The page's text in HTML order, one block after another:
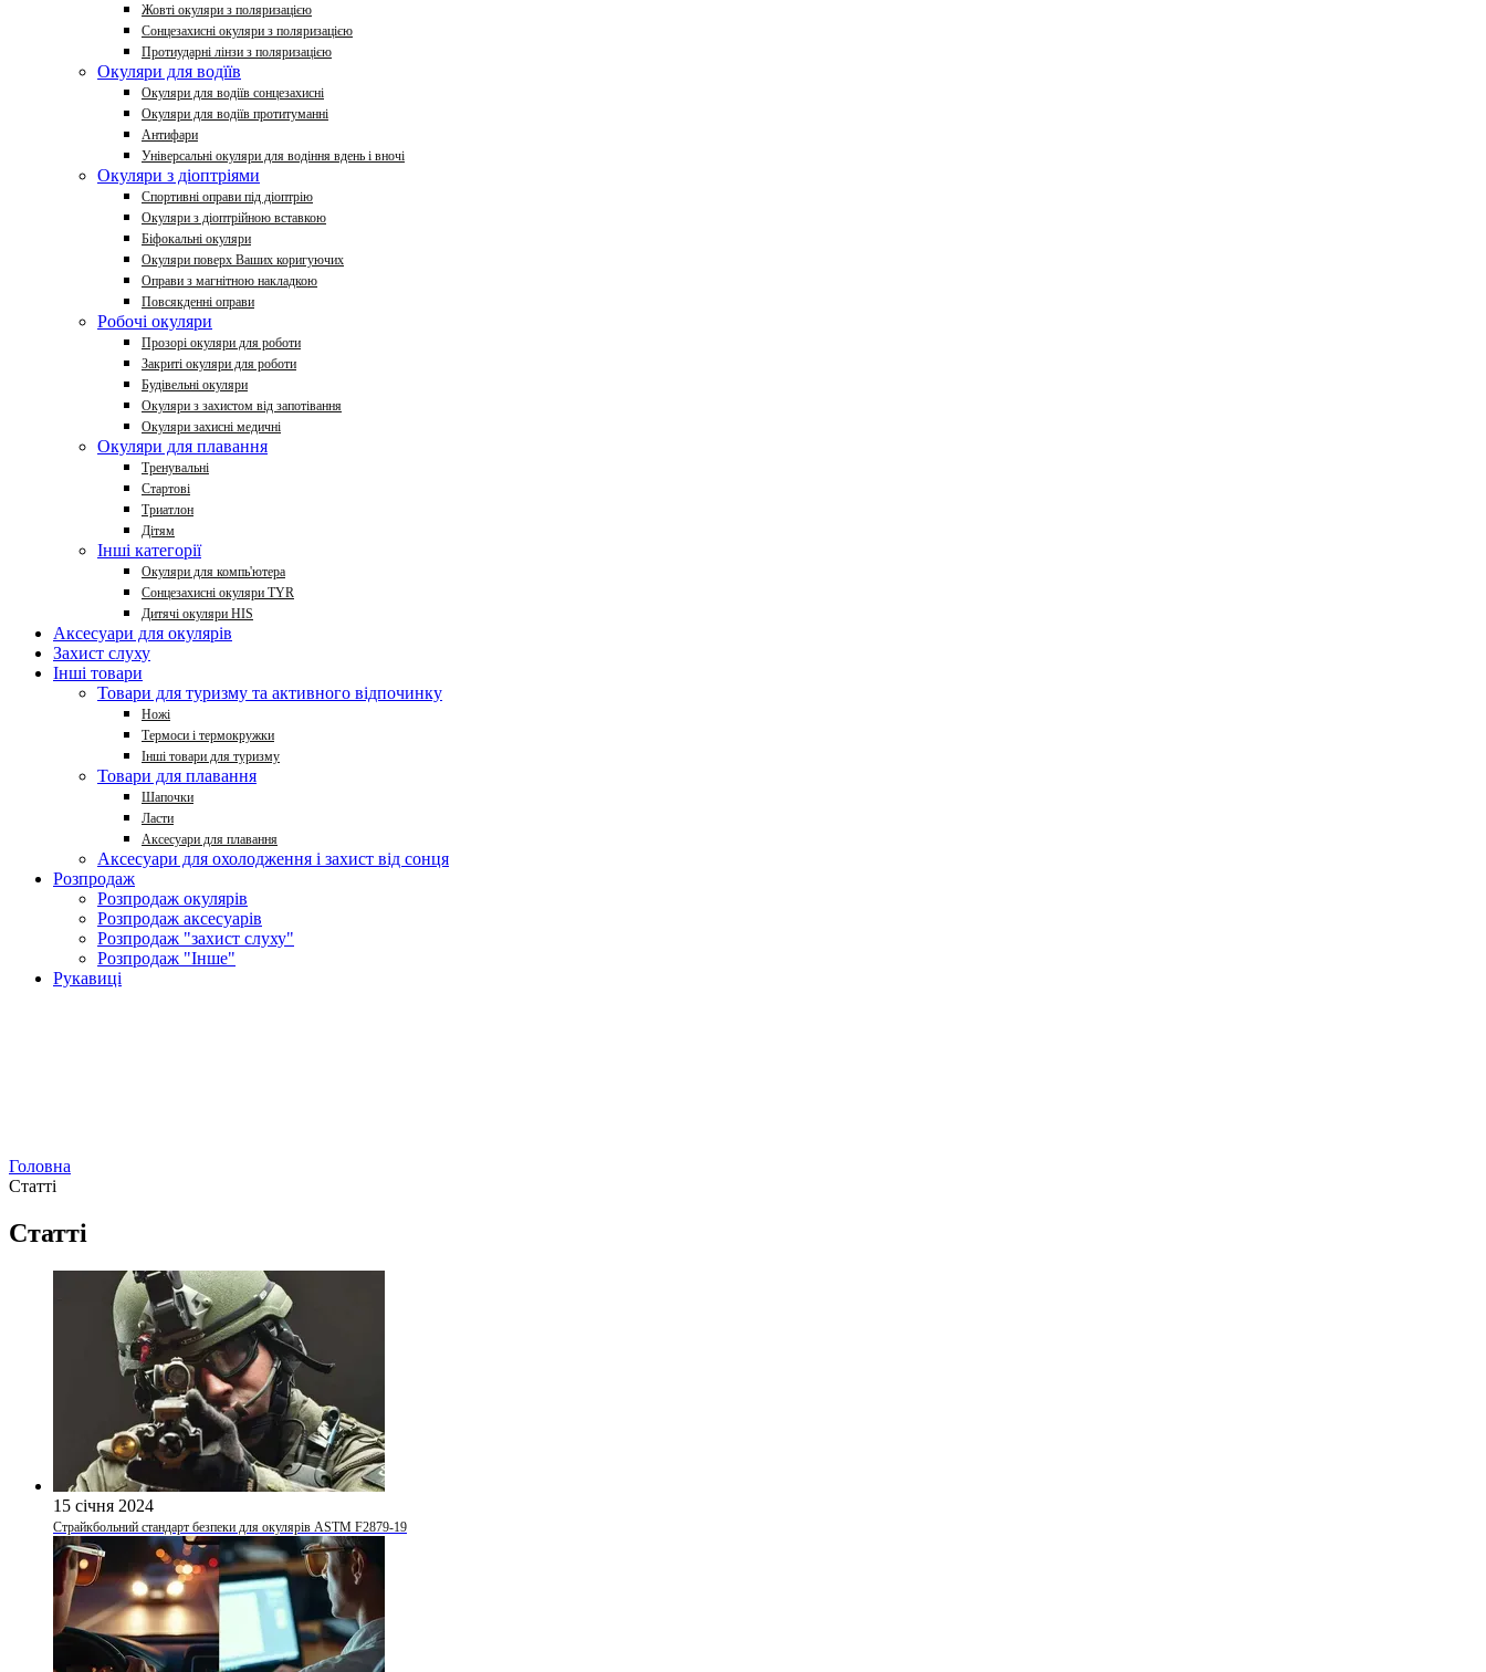
Жовті окуляри з поляризацією
Сонцезахисні окуляри з поляризацією
Протиударні лінзи з поляризацією
Окуляри для водїїв
Окуляри для водіїв сонцезахисні
Окуляри для водіїв протитуманні
Антифари
Універсальні окуляри для водіння вдень ​​і вночі
Окуляри з діоптріями
Спортивні оправи під діоптрію
Окуляри з діоптрійною вставкою
Біфокальні окуляри
Окуляри поверх Ваших коригуючих
Оправи з магнітною накладкою
Повсякденні оправи
Робочі окуляри
Прозорі окуляри для роботи
Закриті окуляри для роботи
Будівельні окуляри
Окуляри з захистом від запотівання
Окуляри захисні медичні
Окуляри для плавання
Тренувальні
Стартові
Триатлон
Дітям
Інші категорії
Окуляри для компь'ютера
Сонцезахисні окуляри TYR
Дитячі окуляри HIS
Аксесуари для окулярів
Захист слуху
Інші товари
Товари для туризму та активного відпочинку
Ножі
Термоси і термокружки
Інші товари для туризму
Товари для плавання
Шапочки
Ласти
Аксесуари для плавання
Аксесуари для охолодження і захист від сонця
Розпродаж
Розпродаж окулярів
Розпродаж аксесуарів
Розпродаж "захист слуху"
Розпродаж "Інше"
Рукавиці
Головна
Статті
Статті
15 січня 2024
Страйкбольний стандарт безпеки для окулярів ASTM F2879-19